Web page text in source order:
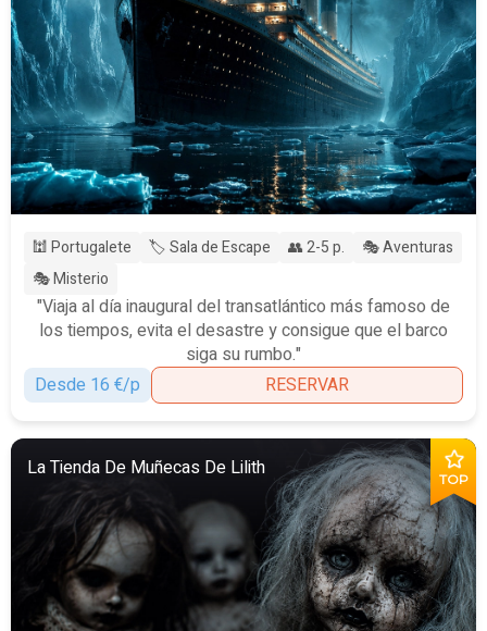
🕍 Portugalete 🏷️ Sala de Escape 👥 2-5 p.
🎭 Aventuras
🎭 Misterio
"Viaja al día inaugural del transatlántico más famoso de
los tiempos, evita el desastre y consigue que el barco
siga su rumbo."
Desde 16 €/p
RESERVAR
TOP
La Tienda De Muñecas De Lilith